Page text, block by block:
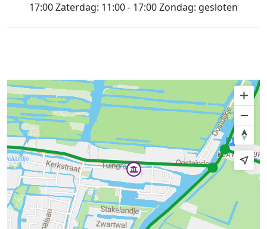
17:00Zaterdag: 11:00 - 17:00Zondag: gesloten